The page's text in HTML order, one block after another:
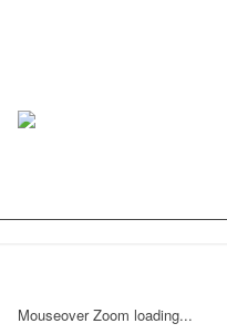
Mouseover Zoom loading...